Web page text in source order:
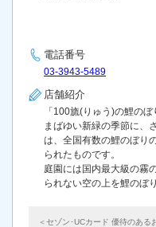
電話番号
03-3943-5489
店舗紹介
「100旒(りゅう)の鯉のぼ
まばゆい新緑の季節に、
は、全国有数の鯉のぼり
られたものです。
庭園には国内最大級の霧
られない空の上を鯉のぼ
＜セゾン･UCカード 優待のある